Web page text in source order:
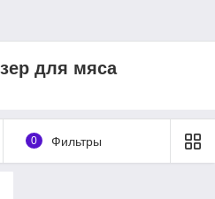
для мяса
0 Фильтры